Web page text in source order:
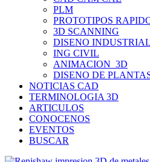
PLM
PROTOTIPOS
3D SCANNING
DISENO INDUSTRIAL
ING CIVIL
ANIMACION_3D
DISENO DE
NOTICIAS CAD
TERMINOLOGIA 3D
ARTICULOS
CONOCENOS
EVENTOS
BUSCAR